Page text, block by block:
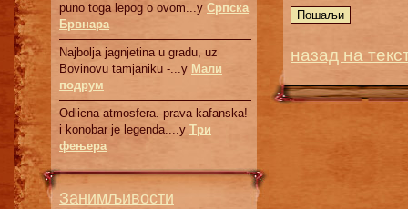
puno toga lepog o ovom...у Српскa
Брвнaрa
Najbolja jagnjetina u gradu, uz
Bovinovu tamjaniku -...у Мали
подрум
Odlicna atmosfera. prava kafanska!
i konobar je legenda....у Три
фењера
Занимљивости
назад на